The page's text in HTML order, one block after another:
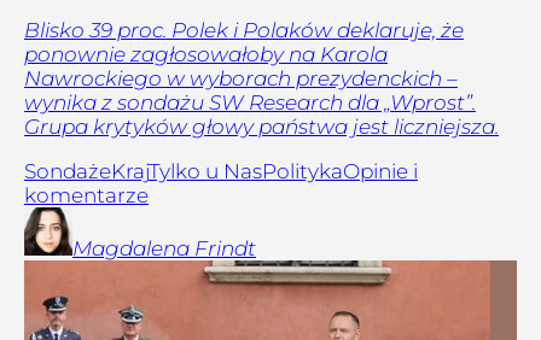
Blisko 39 proc. Polek i Polaków deklaruje, że
ponownie zagłosowałoby na Karola
Nawrockiego w wyborach prezydenckich –
wynika z sondażu SW Research dla „Wprost”.
Grupa krytyków głowy państwa jest liczniejsza.
SondażeKrajTylko u NasPolitykaOpinie i
komentarze
Magdalena Frindt